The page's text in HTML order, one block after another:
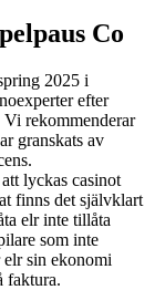
Co
2025 i
efter
Vi rekommenderar
granskats av
lyckas casinot
finns det självklart
elr inte tillåta
som inte
sin ekonomi
faktura.